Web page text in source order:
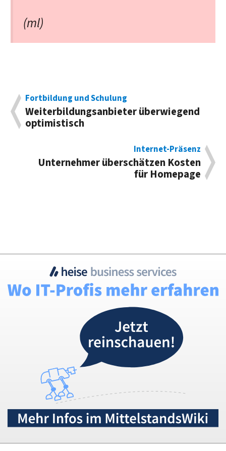
(ml)
Fortbildung und Schulung
Weiterbildungsanbieter überwiegend
optimistisch
Internet-Präsenz
Unternehmer überschätzen Kosten
für Homepage